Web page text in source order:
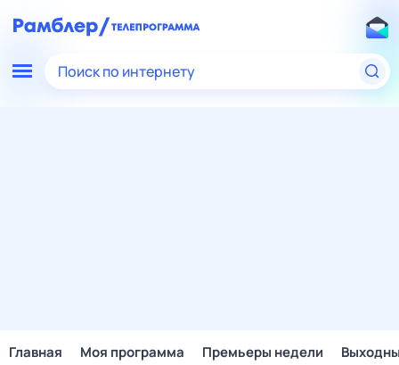
Поиск по интернету
Главная Моя программа Премьеры недели